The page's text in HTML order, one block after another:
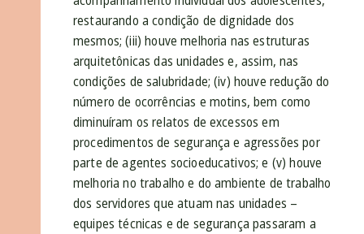
restaurando a condição de dignidade dos
mesmos; (iii) houve melhoria nas estruturas
arquitetônicas das unidades e, assim, nas
condições de salubridade; (iv) houve redução do
número de ocorrências e motins, bem como
diminuíram os relatos de excessos em
procedimentos de segurança e agressões por
parte de agentes socioeducativos; e (v) houve
melhoria no trabalho e do ambiente de trabalho
dos servidores que atuam nas unidades –
equipes técnicas e de segurança passaram a